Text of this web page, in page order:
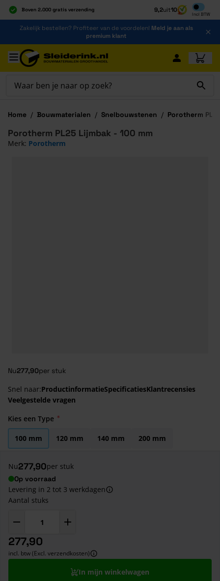
Boven 2.000 gratis verzending
Al 40 jaar dé specialist
Alles onder één dak
9,2uit10
Incl BTW
Inclusief
Ga naar de inhoud
Zakelijk bestellen? Profiteer van de voordelen! Meld je aan als
premium klant
Ga naar hoofdinhoud
Home / Bouwmaterialen / Snelbouwstenen / Porotherm
Nu277,90per stuk
Porotherm PL25 Lijmbak - 100 mm
Merk: Porotherm
Snel naar:ProductinformatieSpecificatiesKlantrecensies
Veelgestelde vragen
Kies een Type
100 mm 120 mm 140 mm 200 mm
Nu277,90per stuk
Op voorraad
Levering in 2 tot 3 werkdagen
Aantal stuks
277,90
incl. btw (Excl. verzendkosten)
In mijn winkelwagen